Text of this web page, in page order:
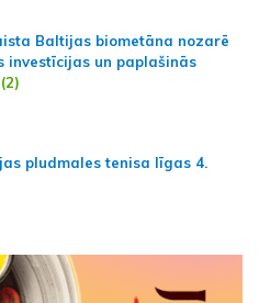
Baltijas biometāna nozarē
investīcijas un paplašinās
(2)
pludmales tenisa līgas 4.